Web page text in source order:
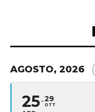
AGOSTO, 2026
25 29
OTT